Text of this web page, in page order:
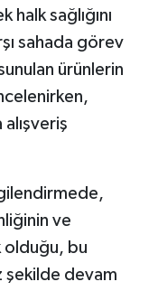
sağlığını
sahada görev
ürünlerin
ve
olduğu, bu
şekilde devam